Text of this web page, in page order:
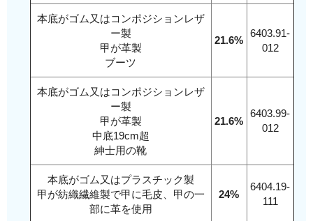
本底がゴム又はコンポジションレザ
ー製
甲が革製
ブーツ
21.6%
6403.91-
012
本底がゴム又はコンポジションレザ
ー製
甲が革製
中底19cm超
紳士用の靴
21.6%
6403.99-
012
本底がゴム又はプラスチック製
甲が紡織繊維製で甲に毛皮、甲の一
部に革を使用
24%
6404.19-
111